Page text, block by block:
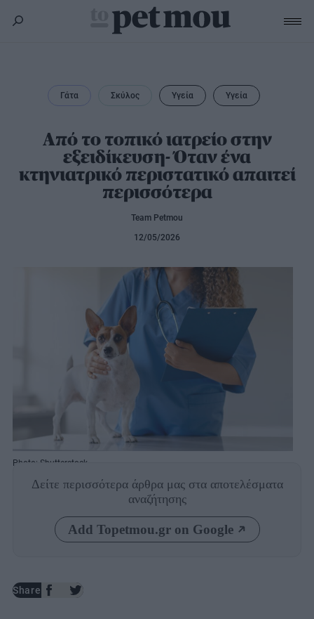
Εκπαίδευση
Διατροφή
Εκπαίδευση
Άλλα κατοικίδια
Υγεία
Προϊόντα
Γάτα Σκύλος Υγεία Υγεία
Από το τοπικό ιατρείο στην
εξειδίκευση- Όταν ένα
κτηνιατρικό περιστατικό απαιτεί
περισσότερα
Team Petmou
12/05/2026
Photo: Shutterstock
Δείτε περισσότερα άρθρα μας στα αποτελέσματα
αναζήτησης
Add Topetmou.gr on Google
Share